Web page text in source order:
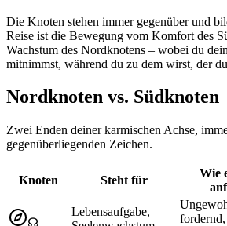
Die Knoten stehen immer gegenüber und
Reise ist die Bewegung vom Komfort des
Wachstum des Nordknotens – wobei du
mitnimmst, während du zu dem wirst, der
Nordknoten vs. Südknoten
Zwei Enden deiner karmischen Achse,
gegenüberliegenden Zeichen.
Knoten Steht für
Wie
☊
Lebensaufgabe,
fordernd,